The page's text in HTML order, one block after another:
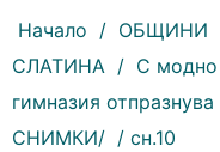
Начало / ОБЩИНИ
СЛАТИНА / С модно
гимназия
СНИМКИ/ / сн.10